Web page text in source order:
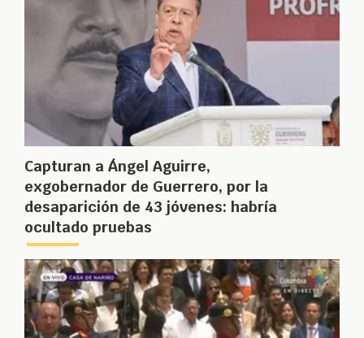
Capturan a Ángel Aguirre,
exgobernador de Guerrero, por la
desaparición de 43 jóvenes: habría
ocultado pruebas